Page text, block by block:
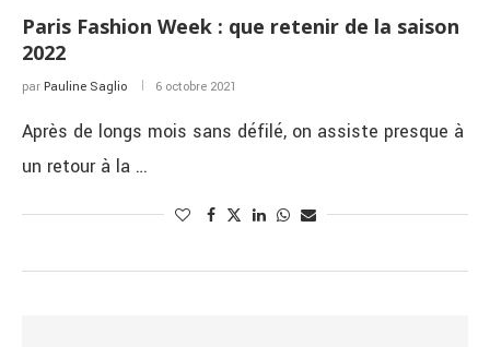
Paris Fashion Week : que retenir de la saison
2022
par Pauline Saglio 6 octobre 2021
Après de longs mois sans défilé, on assiste presque à
un retour à la …